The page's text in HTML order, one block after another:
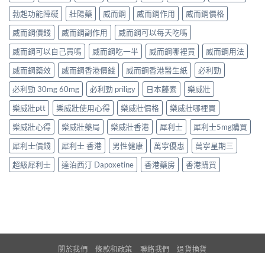
勃起功能障礙
壯陽藥 威而鋼 威而鋼作用
威而鋼價格
威而鋼價錢
威而鋼副作用
威而鋼可以每天吃嗎
威而鋼可以自己買嗎
威而鋼吃一半 威而鋼哪裡買
威而鋼用法
威而鋼藥效
威而鋼香港價錢 威而鋼香港醫生紙
必利勁
必利勁 30mg 60mg
必利勁 priligy 日本藤素
樂威壯
樂威壯ptt
樂威壯使用心得 樂威壯價格
樂威壯哪裡買
樂威壯心得
樂威壯藥局 樂威壯香港 犀利士
犀利士5mg購買
犀利士價錢
犀利士 香港 男性健康 萬寧優惠
萬寧星期三
超級犀利士
達泊西汀 Dapoxetine 香港藥房 香港購買
關於我們 條款和政策 聯絡我們 退貨換貨